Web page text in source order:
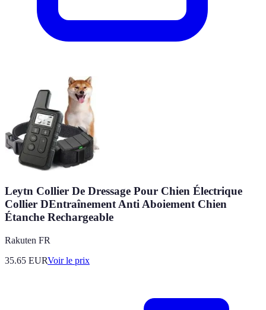
Leytn Collier De Dressage Pour Chien Électrique
Collier DEntraînement Anti Aboiement Chien
Étanche Rechargeable
Rakuten FR
35.65 EURVoir le prix